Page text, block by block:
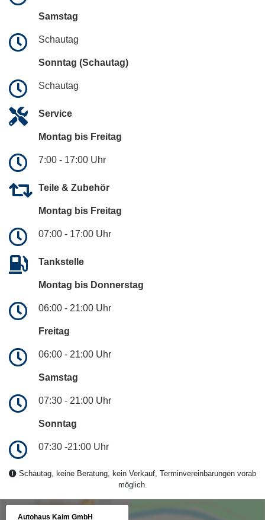
Samstag
Schautag
Sonntag (Schautag)
Schautag
Service
Montag bis Freitag
7:00 - 17:00 Uhr
Teile & Zubehör
Montag bis Freitag
07:00 - 17:00 Uhr
Tankstelle
Montag bis Donnerstag
06:00 - 21:00 Uhr
Freitag
06:00 - 21:00 Uhr
Samstag
07:30 - 21:00 Uhr
Sonntag
07:30 -21:00 Uhr
Schautag, keine Beratung, kein Verkauf, Terminvereinbarungen vorab
möglich.
Autohaus Kaim GmbH